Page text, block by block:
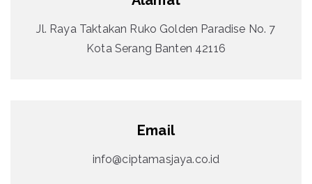
Jl. Raya Taktakan Ruko Golden Paradise No. 7
Kota Serang Banten 42116
Email
info@ciptamasjaya.co.id